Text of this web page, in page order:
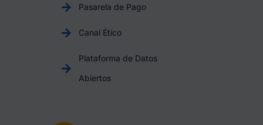
Pasarela de Pago
Canal Ético
Plataforma de Datos
Abiertos